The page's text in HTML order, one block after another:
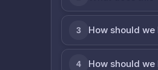
3 How should
4 How should